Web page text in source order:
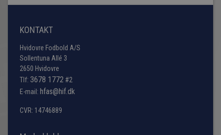
KONTAKT
Hvidovre Fodbold A/S
Sollentuna Allé 3
2650 Hvidovre
Tlf: 3678 1772 #2
E-mail: hfas@hif.dk
CVR: 14746889